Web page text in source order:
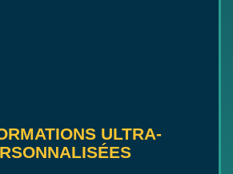
ULTRA-